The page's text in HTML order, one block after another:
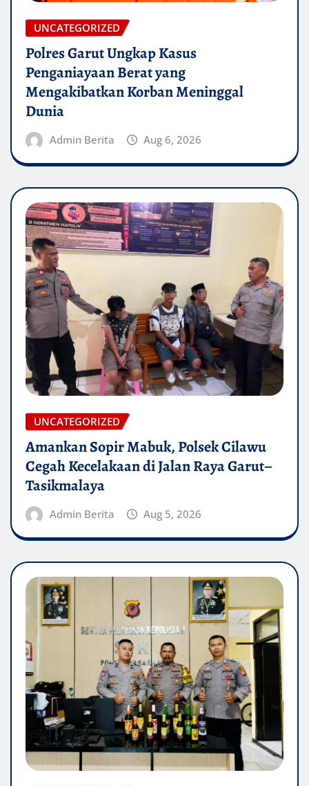
UNCATEGORIZED
Polres Garut Ungkap Kasus
Penganiayaan Berat yang
Mengakibatkan Korban Meninggal
Dunia
Admin Berita Aug 6, 2026
UNCATEGORIZED
Amankan Sopir Mabuk, Polsek Cilawu
Cegah Kecelakaan di Jalan Raya Garut–
Tasikmalaya
Admin Berita Aug 5, 2026